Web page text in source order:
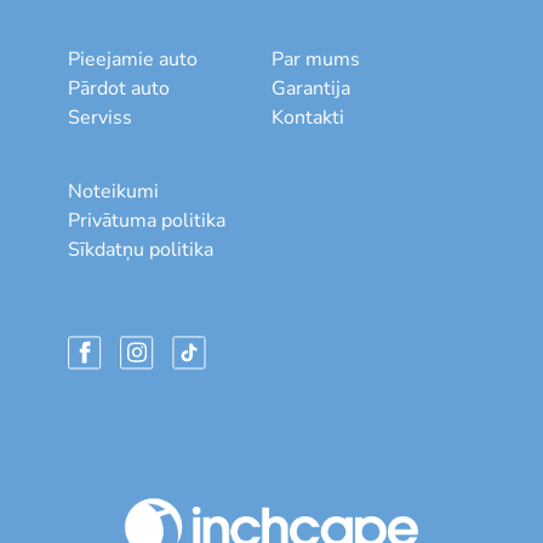
Pieejamie auto
Pārdot auto
Serviss
Par mums
Garantija
Kontakti
Noteikumi
Privātuma politika
Sīkdatņu politika